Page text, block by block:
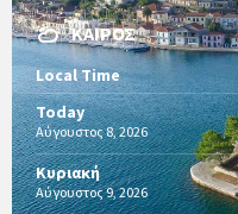
ΚΑΙΡΌΣ
Local Time
Today
Αύγουστος 8, 2026
Κυριακή
Αύγουστος 9, 2026